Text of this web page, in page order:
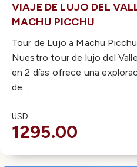
VIAJE DE LUJO DEL
MACHU PICCHU
Tour de Lujo a Machu
Nuestro tour de lujo del
en 2 días ofrece una
de...
USD
1295.00